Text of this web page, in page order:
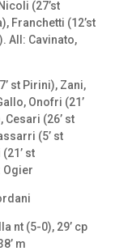
(27’st
Franchetti (12’st
All: Cavinato,
st Pirini), Zani,
Onofri (21’
(26’ st
(5’ st
st
Ogier
nt (5-0), 29’ cp
m